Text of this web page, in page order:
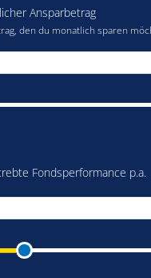
Ansparbetrag
den du monatlich sparen
Fondsperformance p.a.